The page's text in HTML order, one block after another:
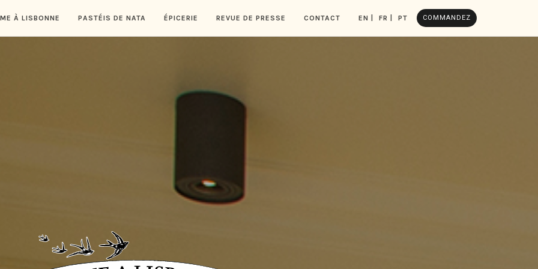
À LISBONNE PASTÉIS DE NATA ÉPICERIE REVUE DE PRESSE CONTACT EN | FR | PT COMMANDEZ